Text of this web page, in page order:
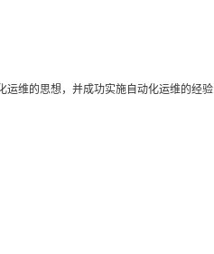
运维的思想，并成功实施自动化运维的经验